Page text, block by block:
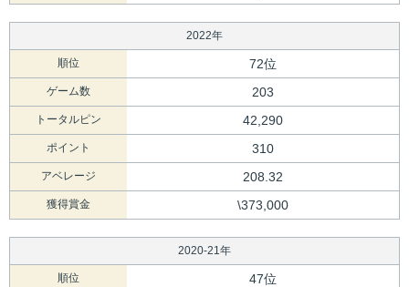
2022年
順位 72位
ゲーム数 203
トータルピン 42,290
ポイント 310
アベレージ 208.32
獲得賞金 \373,000
2020-21年
順位 47位